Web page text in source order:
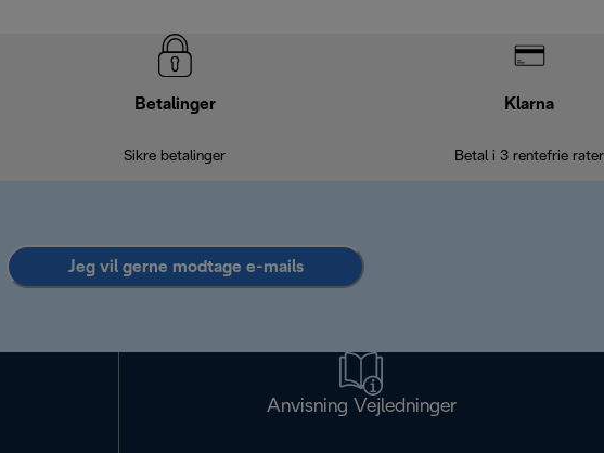
Betalinger
Sikre betalinger
Klarna
Betal i 3 rentefrie rater
Jeg vil gerne modtage e-mails
Anvisning Vejledninger